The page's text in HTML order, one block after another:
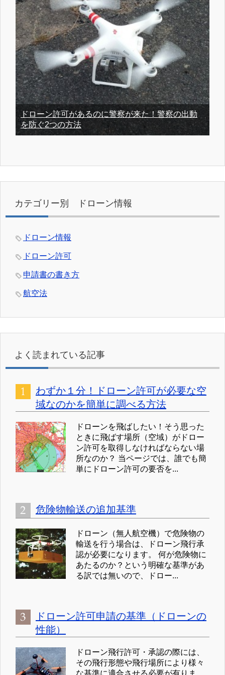
ドローン許可があるのに警察が来た！警察の出動
を防ぐ2つの方法
カテゴリー別 ドローン情報
ドローン情報
ドローン許可
申請書の書き方
航空法
よく読まれている記事
わずか１分！ドローン許可が必要な空
域なのかを簡単に調べる方法
ドローンを飛ばしたい！そう思った
ときに飛ばす場所（空域）がドロー
ン許可を取得しなければならない場
所なのか？ 当ページでは、誰でも簡
単にドローン許可の要否を...
危険物輸送の追加基準
ドローン（無人航空機）で危険物の
輸送を行う場合は、ドローン飛行承
認が必要になります。 何が危険物に
あたるのか？という明確な基準があ
る訳では無いので、ドロー...
ドローン許可申請の基準（ドローンの
性能）
ドローン飛行許可・承認の際には、
その飛行形態や飛行場所により様々
な基準に適合させる必要が有りま